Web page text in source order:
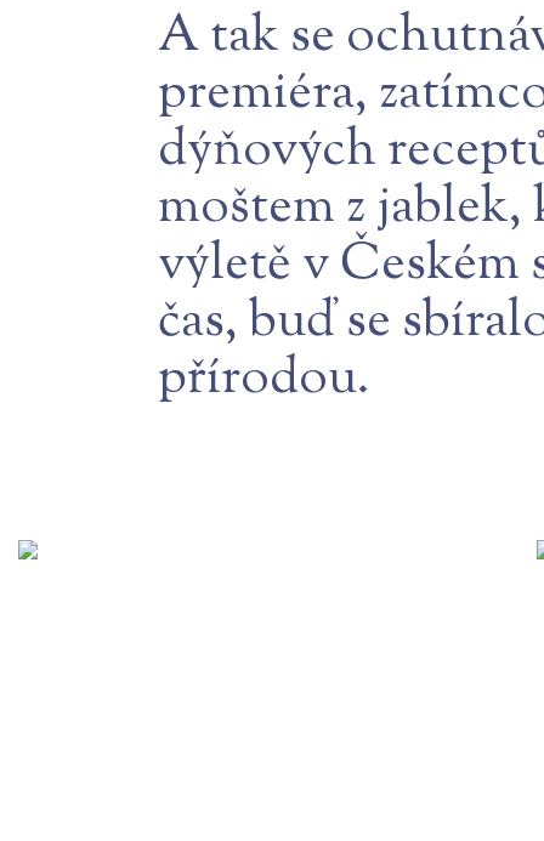
A tak se
premiéra,
dýňových
moštem z
výletě v
čas, buď se
přírodou.